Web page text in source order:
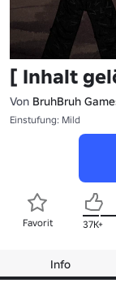
[ Inhalt
Von BruhBruh
Einstufung: Mild
Favorit 37K+
Info